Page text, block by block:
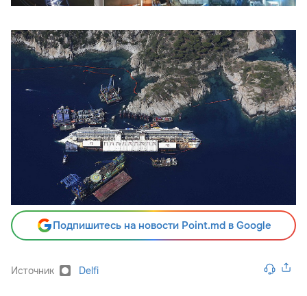
Подпишитесь на новости Point.md в Google
Источник Delfi